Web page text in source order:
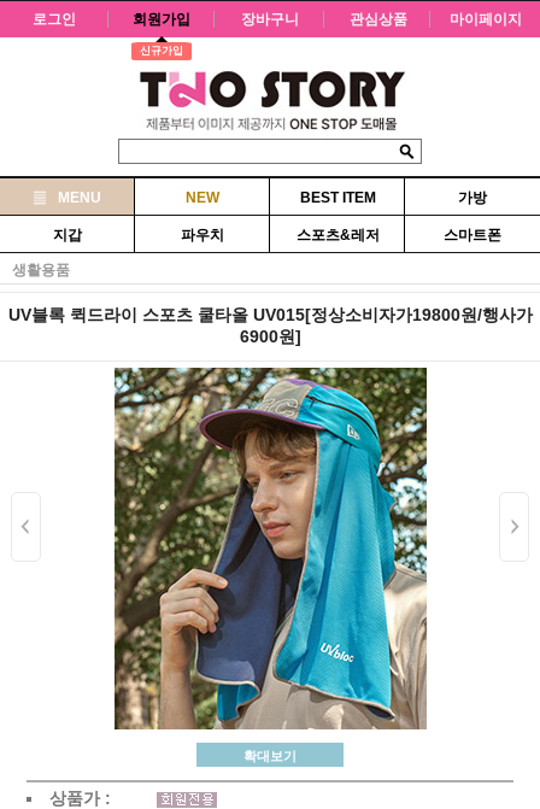
로그인 회원가입
신규가입
장바구니 관심상품 마이페이지
MENU NEW BEST ITEM 가방
지갑 파우치 스포츠&레저 스마트폰
생활용품
UV블록 퀵드라이 스포츠 쿨타올 UV015[정상소비자가19800원/행사가
6900원]
확대보기
상품가 :